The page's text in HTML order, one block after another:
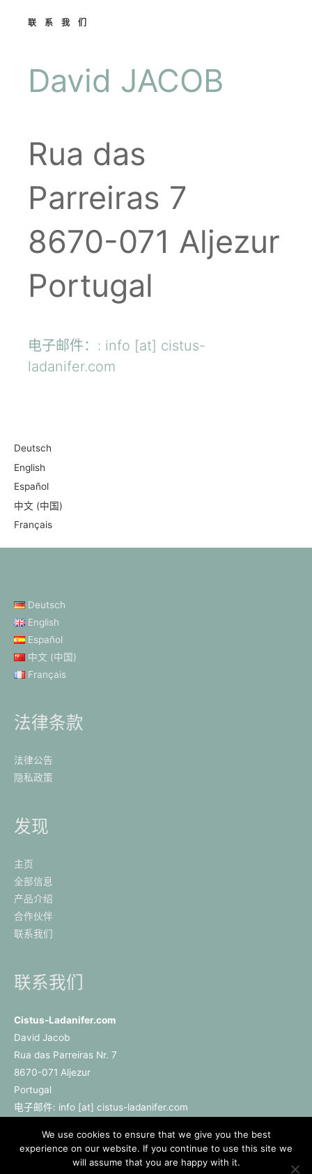
联系我们
David JACOB
Rua das
Parreiras 7
8670-071 Aljezur
Portugal
电子邮件：: info [at] cistus-
ladanifer.com
Deutsch
English
Español
中文 (中国)
Français
Deutsch
English
Español
中文 (中国)
Français
法律条款
法律公告
隐私政策
发现
主页
全部信息
产品介绍
合作伙伴
联系我们
联系我们
Cistus-Ladanifer.com
David Jacob
Rua das Parreiras Nr. 7
8670-071 Aljezur
Portugal
电子邮件: info [at] cistus-ladanifer.com
We use cookies to ensure that we give you the best
experience on our website. If you continue to use this site we
will assume that you are happy with it.